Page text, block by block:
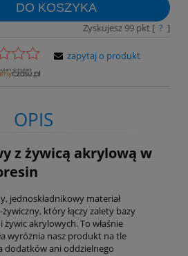
DO KOSZYKA
Zyskujesz 99pkt [ ? ]
zapytaj o produkt
OPIS
z żywicą akrylową w
jednoskładnikowy materiał
który łączy zalety bazy
żywic akrylowych. To właśnie
wyróżnia nasz produkt na tle
dodatków ani oddzielnego